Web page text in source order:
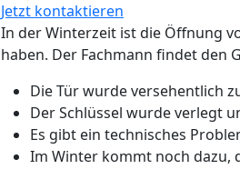
Jetzt kontaktieren
In der Winterzeit ist die Öffnung
haben. Der Fachmann findet den
Die Tür wurde versehentlich
Der Schlüssel wurde verlegt
Es gibt ein technisches
Im Winter kommt noch dazu,